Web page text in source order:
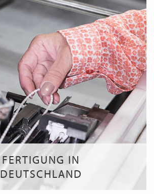
FERTIGUNG IN
DEUTSCHLAND